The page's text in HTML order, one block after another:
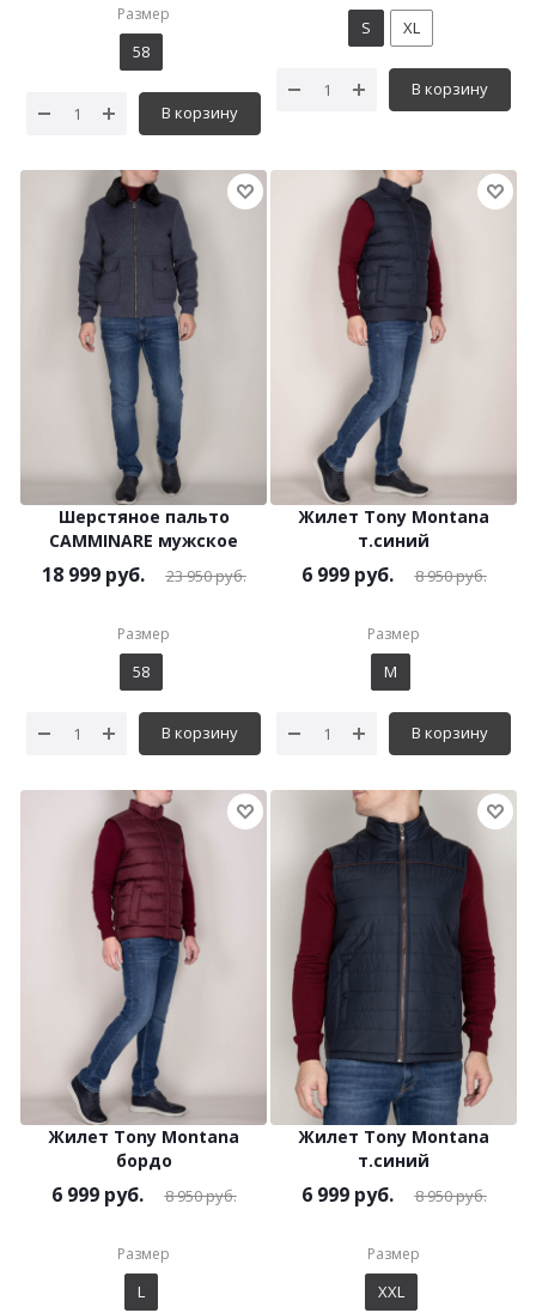
Размер
58
В корзину
S XL
В корзину
Шерстяное пальто
CAMMINARE мужское
18 999руб. 23 950руб.
Размер
58
В корзину
Жилет Tony Montana
т.синий
6 999руб. 8 950руб.
Размер
M
В корзину
Жилет Tony Montana
бордо
6 999руб. 8 950руб.
Размер
L
Жилет Tony Montana
т.синий
6 999руб. 8 950руб.
Размер
XXL